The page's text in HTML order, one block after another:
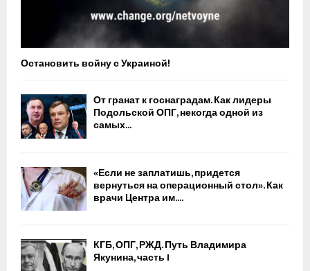
Остановить войну с Украиной!
От гранат к госнаградам. Как лидеры
Подольской ОПГ, некогда одной из
самых...
«Если не заплатишь, придется
вернуться на операционный стол». Как
врачи Центра им....
КГБ, ОПГ, РЖД. Путь Владимира
Якунина, часть I